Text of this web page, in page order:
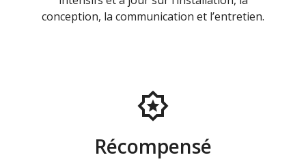
conception, la communication et l’entretien.
Récompensé